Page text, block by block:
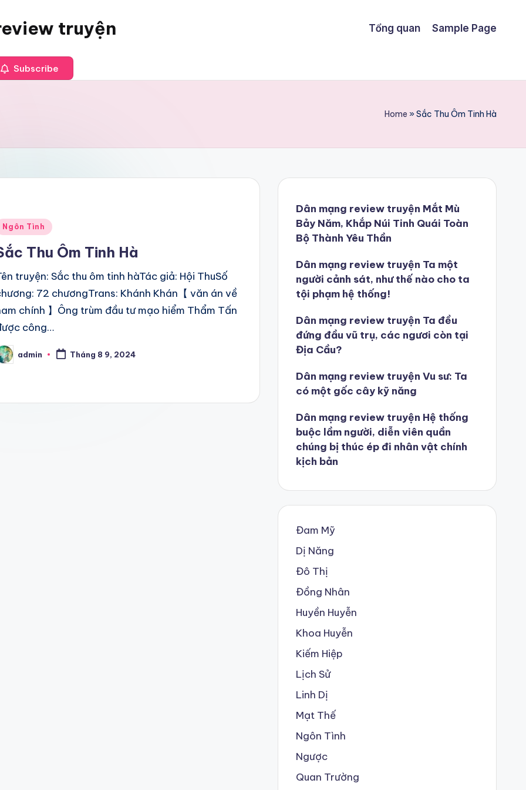
truyện Tổng quan Sample Page
Subscribe
Home »Sắc Thu Ôm Tinh Hà
Ngôn Tình
Thu Ôm Tinh Hà
truyện: Sắc thu ôm tinh hàTác giả: Hội ThuSố
72 chươngTrans: Khánh Khán【 văn án về
chính 】Ông trùm đầu tư mạo hiểm Thẩm Tấn
công…
admin Tháng 8 9, 2024
Dân mạng review truyện Mắt Mù
Bảy Năm, Khắp Núi Tinh Quái Toàn
Bộ Thành Yêu Thần
Dân mạng review truyện Ta một
người cảnh sát, như thế nào cho ta
tội phạm hệ thống!
Dân mạng review truyện Ta đều
đứng đầu vũ trụ, các ngươi còn tại
Địa Cầu?
Dân mạng review truyện Vu sư: Ta
có một gốc cây kỹ năng
Dân mạng review truyện Hệ thống
buộc lầm người, diễn viên quần
chúng bị thúc ép đi nhân vật chính
kịch bản
Đam Mỹ
Dị Năng
Đô Thị
Đồng Nhân
Huyền Huyễn
Khoa Huyễn
Kiếm Hiệp
Lịch Sử
Linh Dị
Mạt Thế
Ngôn Tình
Ngược
Quan Trường